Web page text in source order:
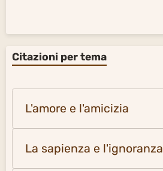
Citazioni per tema
L'amore e l'amicizia
La sapienza e l'ignoranza